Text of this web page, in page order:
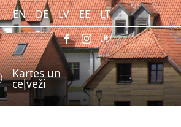
EN DE LV EE
LT
Kartes un
ceļveži